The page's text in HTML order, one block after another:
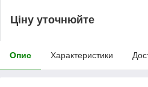
Ціну уточнюйте
Опис Характеристики